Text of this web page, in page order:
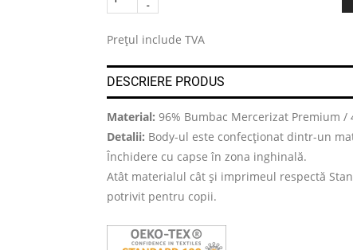
Prețul include TVA
DESCRIERE PRODUS
Material: 96% Bumbac Mercerizat Premium /
Detalii: Body-ul este confecționat dintr-un
Închidere cu capse în zona inghinală.
Atât materialul cât și imprimeul respectă
potrivit pentru copii.